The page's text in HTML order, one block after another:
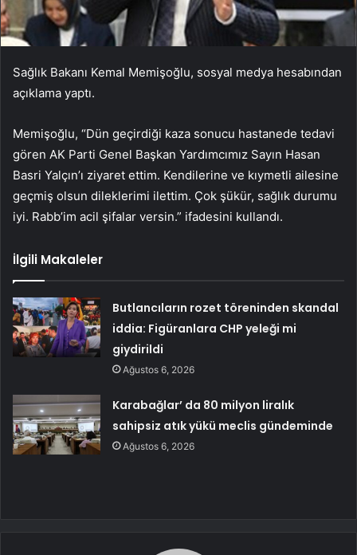
Sağlık Bakanı Kemal Memişoğlu, sosyal medya hesabından
açıklama yaptı.
Memişoğlu, “Dün geçirdiği kaza sonucu hastanede tedavi
gören AK Parti Genel Başkan Yardımcımız Sayın Hasan
Basri Yalçın’ı ziyaret ettim. Kendilerine ve kıymetli ailesine
geçmiş olsun dileklerimi ilettim. Çok şükür, sağlık durumu
iyi. Rabb’im acil şifalar versin.” ifadesini kullandı.
İlgili Makaleler
Butlancıların rozet töreninden skandal
iddia: Figüranlara CHP yeleği mi
giydirildi
Ağustos 6, 2026
Karabağlar’ da 80 milyon liralık
sahipsiz atık yükü meclis gündeminde
Ağustos 6, 2026